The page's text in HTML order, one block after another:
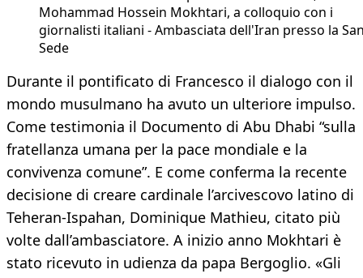
Mohammad Hossein Mokhtari, a colloquio con i
giornalisti italiani - Ambasciata dell'Iran presso la
Sede
Durante il pontificato di Francesco il dialogo con il
mondo musulmano ha avuto un ulteriore impulso.
Come testimonia il Documento di Abu Dhabi “sulla
fratellanza umana per la pace mondiale e la
convivenza comune”. E come conferma la recente
decisione di creare cardinale l’arcivescovo latino di
Teheran-Ispahan, Dominique Mathieu, citato più
volte dall’ambasciatore. A inizio anno Mokhtari è
stato ricevuto in udienza da papa Bergoglio. «Gli